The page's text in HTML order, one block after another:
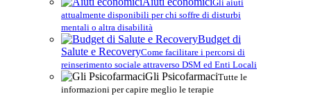
Gli aiuti
attualmente disponibili per chi soffre di disturbi
mentali o altra disabilità
Budget di
Salute e RecoveryCome facilitare i percorsi di
reinserimento sociale attraverso DSM ed Enti Locali
Gli PsicofarmaciTutte le
informazioni per capire meglio le terapie